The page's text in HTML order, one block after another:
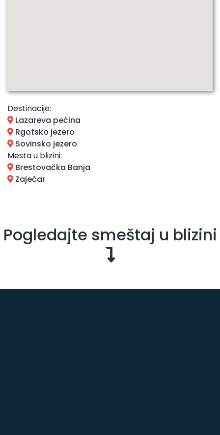
Destinacije:
Lazareva pećina
Rgotsko jezero
Sovinsko jezero
Mesta u blizini:
Brestovačka Banja
Zaječar
Pogledajte smeštaj u blizini